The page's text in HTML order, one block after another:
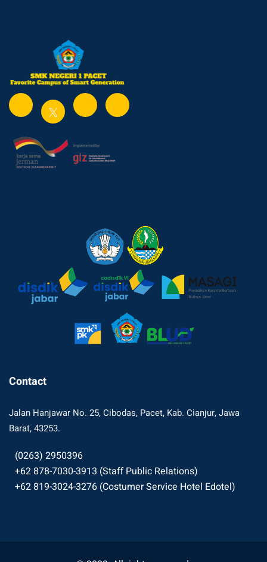
Contact
Jalan Hanjawar No. 25, Cibodas, Pacet, Kab. Cianjur, Jawa
Barat, 43253.
(0263) 2950396
+62 878-7030-3913 (Staff Public Relations)
+62 819-3024-3276 (Costumer Service Hotel Edotel)